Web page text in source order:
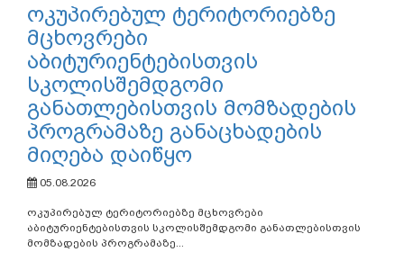
ოკუპირებულ ტერიტორიებზე
მცხოვრები
აბიტურიენტებისთვის
სკოლისშემდგომი
განათლებისთვის მომზადების
პროგრამაზე განაცხადების
მიღება დაიწყო
05.08.2026
ოკუპირებულ ტერიტორიებზე მცხოვრები
აბიტურიენტებისთვის სკოლისშემდგომი განათლებისთვის
მომზადების პროგრამაზე...